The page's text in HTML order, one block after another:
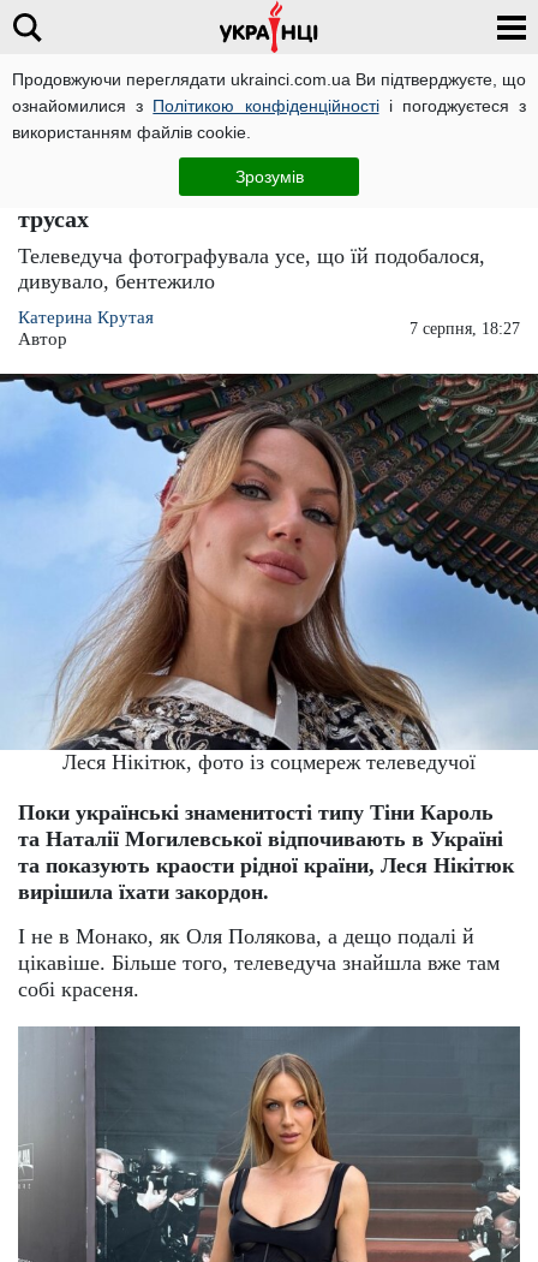
Продовжуючи переглядати ukrainci.com.ua Ви підтверджуєте, що
ознайомилися з Політикою конфіденційностіі погоджуєтеся з
використанням файлів cookie.
Зрозумів
Леся Нікітюк поїхала з України на інший
континент і знайшла кавалера: на вулиці і в
трусах
Телеведуча фотографувала усе, що їй подобалося,
дивувало, бентежило
Катерина Крутая
Автор
7 серпня, 18:27
Леся Нікітюк, фото із соцмереж телеведучої
Поки українські знаменитості типу Тіни Кароль
та Наталії Могилевської відпочивають в Україні
та показують краости рідної країни, Леся Нікітюк
вирішила їхати закордон.
І не в Монако, як Оля Полякова, а дещо подалі й
цікавіше. Більше того, телеведуча знайшла вже там
собі красеня.